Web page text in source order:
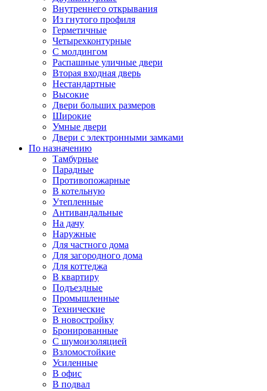
Внутреннего открывания
Из гнутого профиля
Герметичные
Четырехконтурные
С молдингом
Распашные уличные двери
Вторая входная дверь
Нестандартные
Высокие
Двери больших размеров
Широкие
Умные двери
Двери с электронными замками
По назначению
Тамбурные
Парадные
Противопожарные
В котельную
Утепленные
Антивандальные
На дачу
Наружные
Для частного дома
Для загородного дома
Для коттеджа
В квартиру
Подъездные
Промышленные
Технические
В новостройку
Бронированные
С шумоизоляцией
Взломостойкие
Усиленные
В офис
В подвал